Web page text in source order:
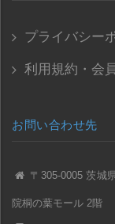
プライバシー
利用規約・会
お問い合わせ先
〒305-0005 茨城
院桐の葉モール 2階